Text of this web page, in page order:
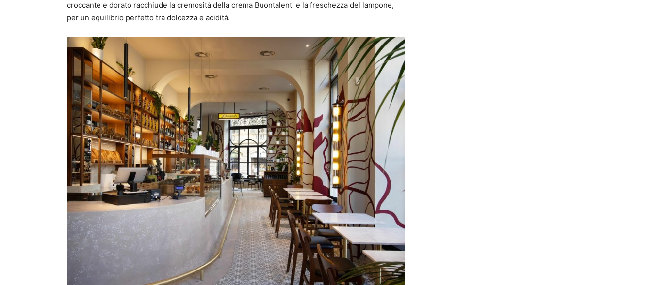
croccante e dorato racchiude la cremosità della crema Buontalenti e la freschezza del lampone,
per un equilibrio perfetto tra dolcezza e acidità.